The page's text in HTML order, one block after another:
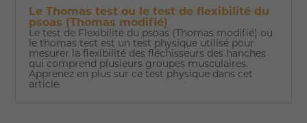
Le Thomas test ou le test de flexibilité du
psoas (Thomas modifié)
Le test de Flexibilité du psoas (Thomas modifié) ou
le thomas test est un test physique utilisé pour
mesurer la flexibilité des fléchisseurs des hanches
qui comprend plusieurs groupes musculaires.
Apprenez en plus sur ce test physique dans cet
article.